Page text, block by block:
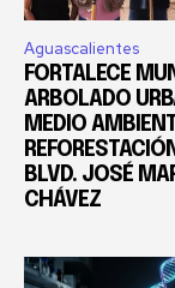
Aguascalientes
FORTALECE
ARBOLADO
MEDIO
BLVD. JOSÉ
CHÁVEZ